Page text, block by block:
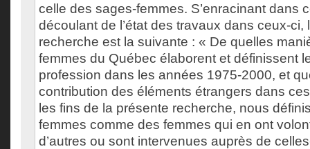
celle des sages-femmes. S’enracinant dans
découlant de l’état des travaux dans ceux-ci,
recherche est la suivante : « De quelles
femmes du Québec élaborent et définissent
profession dans les années 1975-2000, et
contribution des éléments étrangers dans
les fins de la présente recherche, nous
femmes comme des femmes qui en ont
d’autres ou sont intervenues auprès de